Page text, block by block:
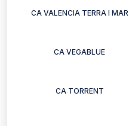
CA VALENCIA TERRA I MAR
CA VEGABLUE
CA TORRENT